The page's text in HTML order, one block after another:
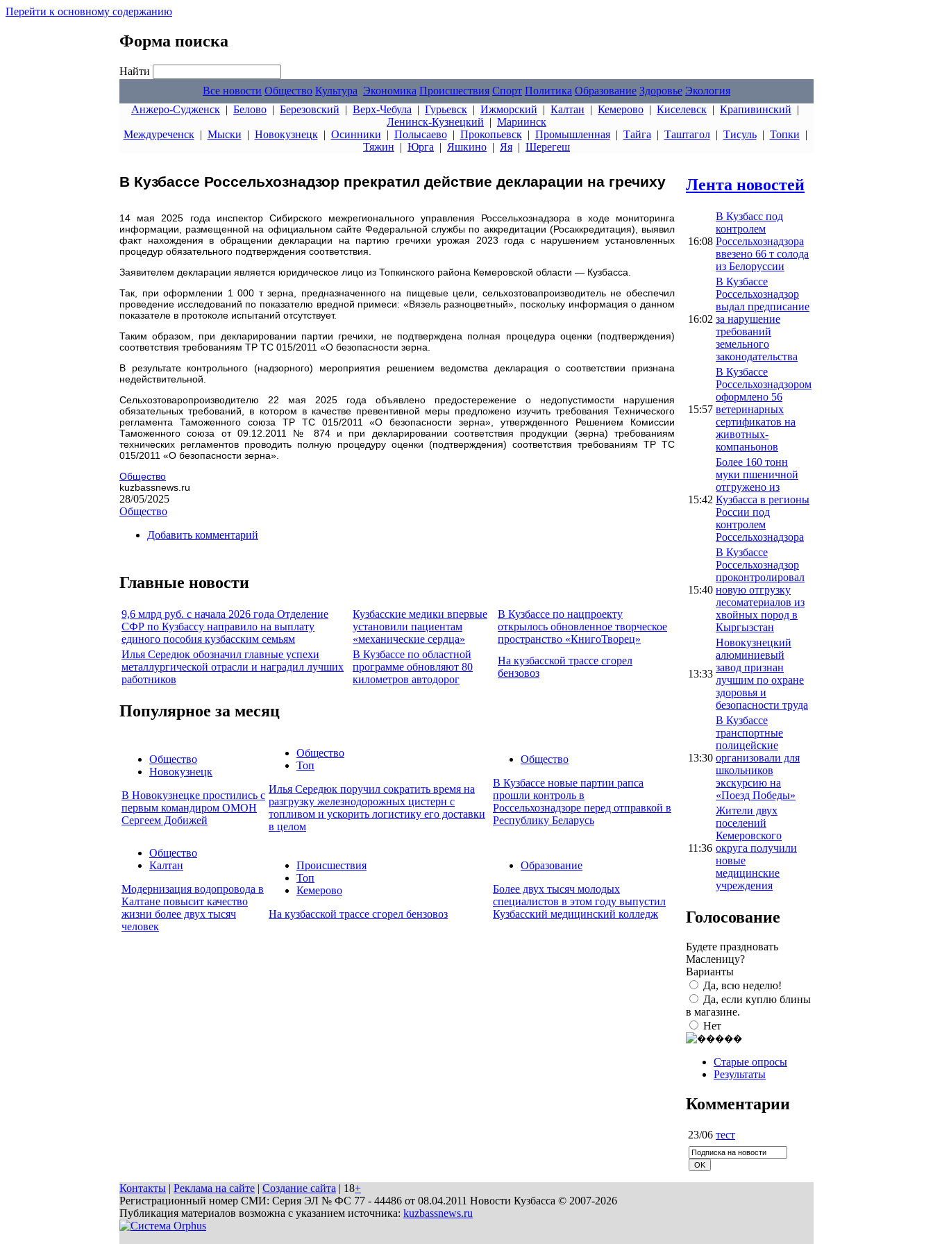
Перейти к основному содержанию
Форма поиска
Найти
Все новости Общество Культура Экономика Происшествия Спорт Политика Образование Здоровье Экология
Анжеро-Судженск | Белово | Березовский | Верх-Чебула | Гурьевск | Ижморский | Калтан | Кемерово | Киселевск | Крапивинский |
Ленинск-Кузнецкий | Мариинск
Междуреченск| Мыски | Новокузнецк| Осинники | Полысаево| Прокопьевск| Промышленная| Тайга | Таштагол| Тисуль| Топки |
Тяжин | Юрга | Яшкино | Яя | Шерегеш
В Кузбассе Россельхознадзор прекратил действие декларации на гречиху
14 мая 2025 года инспектор Сибирского межрегионального управления Россельхознадзора в ходе мониторинга
информации, размещенной на официальном сайте Федеральной службы по аккредитации (Росаккредитация), выявил
факт нахождения в обращении декларации на партию гречихи урожая 2023 года с нарушением установленных
процедур обязательного подтверждения соответствия.
Заявителем декларации является юридическое лицо из Топкинского района Кемеровской области — Кузбасса.
Так, при оформлении 1 000 т зерна, предназначенного на пищевые цели, сельхозтовапроизводитель не обеспечил
проведение исследований по показателю вредной примеси: «Вязель разноцветный», поскольку информация о данном
показателе в протоколе испытаний отсутствует.
Таким образом, при декларировании партии гречихи, не подтверждена полная процедура оценки (подтверждения)
соответствия требованиям ТР ТС 015/2011 «О безопасности зерна.
В результате контрольного (надзорного) мероприятия решением ведомства декларация о соответствии признана
недействительной.
Сельхозтоваропроизводителю 22 мая 2025 года объявлено предостережение о недопустимости нарушения
обязательных требований, в котором в качестве превентивной меры предложено изучить требования Технического
регламента Таможенного союза ТР ТС 015/2011 «О безопасности зерна», утвержденного Решением Комиссии
Таможенного союза от 09.12.2011 № 874 и при декларировании соответствия продукции (зерна) требованиям
технических регламентов проводить полную процедуру оценки (подтверждения) соответствия требованиям ТР ТС
015/2011 «О безопасности зерна».
Общество
kuzbassnews.ru
28/05/2025
Общество
Добавить комментарий
Главные новости
9,6 млрд руб. с начала 2026 года Отделение
СФР по Кузбассу направило на выплату
единого пособия кузбасским семьям
Кузбасские медики впервые
установили пациентам
«механические сердца»
В Кузбассе по нацпроекту
открылось обновленное творческое
пространство «КнигоТворец»
Илья Середюк обозначил главные успехи
металлургической отрасли и наградил лучших
работников
В Кузбассе по областной
программе обновляют 80
километров автодорог
На кузбасской трассе сгорел
бензовоз
Популярное за месяц
Общество
Новокузнецк
В Новокузнецке простились с
первым командиром ОМОН
Сергеем Добижей
Общество
Топ
Илья Середюк поручил сократить время на
разгрузку железнодорожных цистерн с
топливом и ускорить логистику его доставки
в целом
Общество
В Кузбассе новые партии рапса
прошли контроль в
Россельхознадзоре перед отправкой в
Республику Беларусь
Общество
Калтан
Модернизация водопровода в
Калтане повысит качество
жизни более двух тысяч
человек
Происшествия
Топ
Кемерово
На кузбасской трассе сгорел бензовоз
Образование
Более двух тысяч молодых
специалистов в этом году выпустил
Кузбасский медицинский колледж
Лента новостей
16:08
В Кузбасс под
контролем
Россельхознадзора
ввезено 66 т солода
из Белоруссии
16:02
В Кузбассе
Россельхознадзор
выдал предписание
за нарушение
требований
земельного
законодательства
15:57
В Кузбассе
Россельхознадзором
оформлено 56
ветеринарных
сертификатов на
животных-
компаньонов
15:42
Более 160 тонн
муки пшеничной
отгружено из
Кузбасса в регионы
России под
контролем
Россельхознадзора
15:40
В Кузбассе
Россельхознадзор
проконтролировал
новую отгрузку
лесоматериалов из
хвойных пород в
Кыргызстан
13:33
Новокузнецкий
алюминиевый
завод признан
лучшим по охране
здоровья и
безопасности труда
13:30
В Кузбассе
транспортные
полицейские
организовали для
школьников
экскурсию на
«Поезд Победы»
11:36
Жители двух
поселений
Кемеровского
округа получили
новые
медицинские
учреждения
Голосование
Будете праздновать
Масленицу?
Варианты
Да, всю неделю!
Да, если куплю блины
в магазине.
Нет
Старые опросы
Результаты
Комментарии
23/06 тест
Контакты | Реклама на сайте | Создание сайта | 18+
Регистрационный номер СМИ: Серия ЭЛ № ФС 77 - 44486 от 08.04.2011 Новости Кузбасса © 2007-2026
Публикация материалов возможна с указанием источника: kuzbassnews.ru